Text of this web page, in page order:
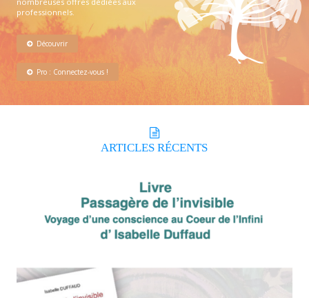
professionnels.
Découvrir
Pro : Connectez-vous !
ARTICLES RÉCENTS